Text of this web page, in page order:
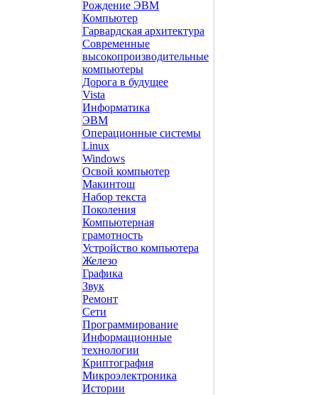
Рождение ЭВМ
Компьютер
Гарвардская архитектура
Современные
высокопроизводительные
компьютеры
Дорога в будущее
Vista
Инфоpматика
ЭВМ
Операционные системы
Linux
Windows
Освой компьютер
Макинтош
Набор текста
Поколения
Компьютерная
грамотность
Устройство компьютера
Железо
Графика
Звук
Ремонт
Сети
Программирование
Информационные
технологии
Криптография
Микроэлектроника
Истории